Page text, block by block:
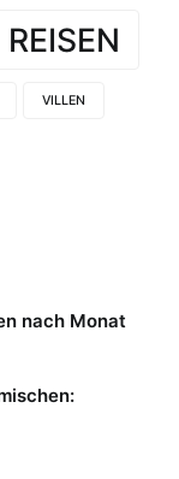
REISEN
VILLEN
nach Monat